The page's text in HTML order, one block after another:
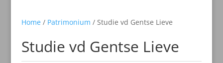
Home/ Patrimonium / Studie vd Gentse Lieve
Studie vd Gentse Lieve